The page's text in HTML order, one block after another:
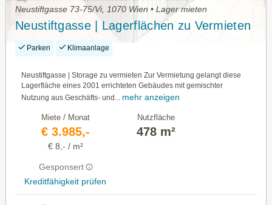
Neustiftgasse 73-75/Vi, 1070 Wien • Lager mieten
Neustiftgasse | Lagerflächen zu Vermieten
Parken Klimaanlage
Neustiftgasse | Storage zu vermieten Zur Vermietung gelangt diese
Lagerfläche eines 2001 errichteten Gebäudes mit gemischter
Nutzung aus Geschäfts- und...
mehr anzeigen
Miete / Monat
€ 3.985,-
€ 8,- / m²
Gesponsert
Kreditfähigkeit prüfen
Nutzfläche
478 m²